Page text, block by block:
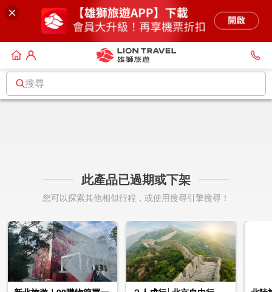
搜尋
此產品已過期或下架
您可以探索其他相似行程，或使用搜尋引擎搜尋！